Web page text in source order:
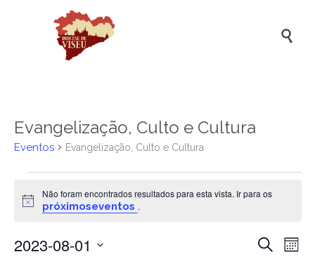

Evangelização, Culto e Cultura
Eventos Evangelização, Culto e Cultura
Aviso
Não foram encontrados resultados para esta vista. Ir para os
próximoseventos .
Pesquisar
Mês
2023-08-01